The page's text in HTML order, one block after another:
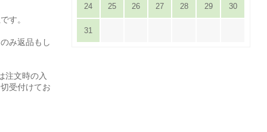
す。
み返品もし
注文時の入
受付けてお
24 25 26 27 28 29 30
31